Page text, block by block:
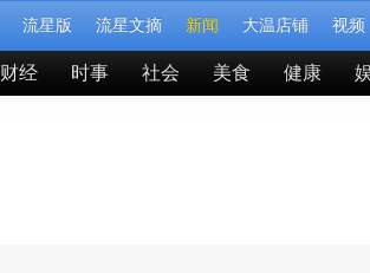
流星版 流星文摘 新闻 大温店铺 视频
财经 时事 社会 美食 健康